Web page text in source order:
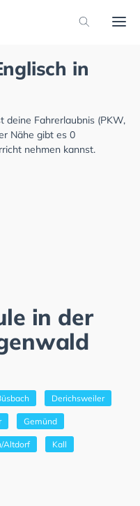
in
Fahrerlaubnis (PKW,
Nähe gibt es 0
nehmen kannst.
in der
Derichsweiler
Gemünd
Altdorf Kall